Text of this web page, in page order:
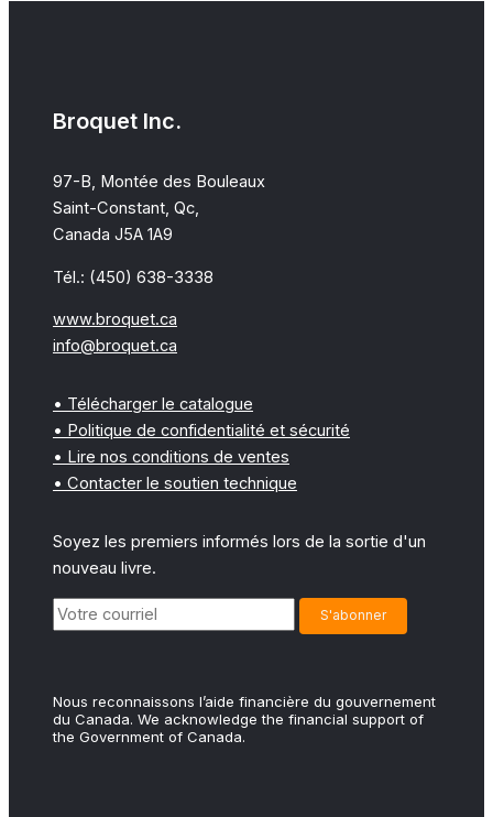
Broquet Inc.
97-B, Montée des Bouleaux
Saint-Constant, Qc,
Canada J5A 1A9
Tél.: (450) 638-3338
www.broquet.ca
info@broquet.ca
• Télécharger le catalogue
• Politique de confidentialité et sécurité
• Lire nos conditions de ventes
• Contacter le soutien technique
Soyez les premiers informés lors de la sortie d'un
nouveau livre.
Nous reconnaissons l’aide financière du gouvernement
du Canada. We acknowledge the financial support of
the Government of Canada.